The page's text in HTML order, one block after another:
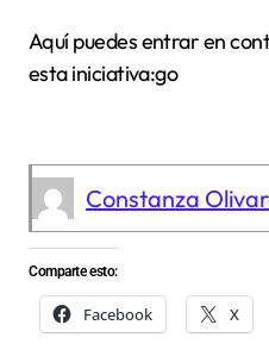
Aquí puedes entrar en
esta iniciativa:go
Constanza
Comparte esto:
Facebook X